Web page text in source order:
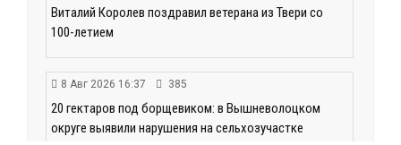
Виталий Королев поздравил ветерана из Твери со
100-летием
8 Авг 2026 16:37 385
20 гектаров под борщевиком: в Вышневолоцком
округе выявили нарушения на сельхозучастке